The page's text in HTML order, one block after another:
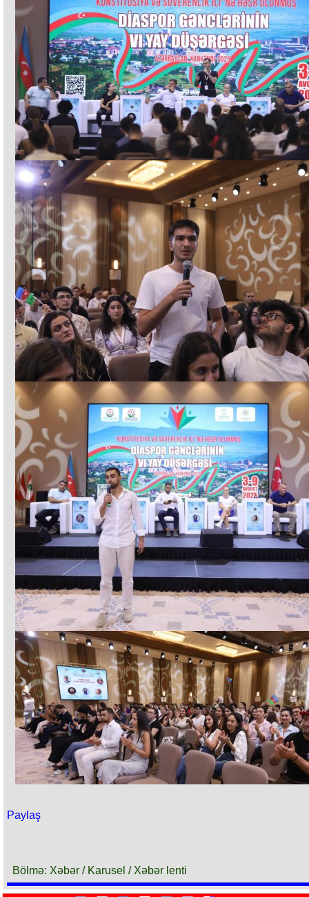
Paylaş
Bölmə: Xəbər / Karusel / Xəbər lenti